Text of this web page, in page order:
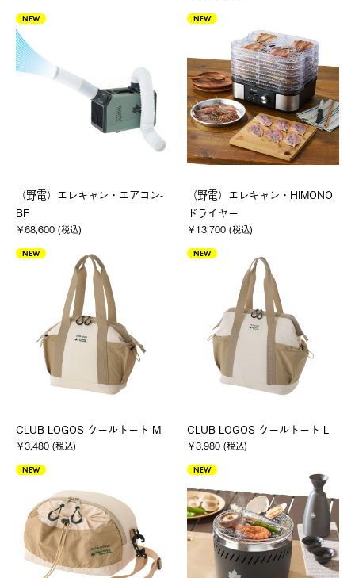
NEW
（野電）エレキャン・エアコン-
BF
￥68,600 (税込)
NEW
（野電）エレキャン・HIMONO
ドライヤー
￥13,700 (税込)
NEW
CLUB LOGOS クールトート M
￥3,480 (税込)
NEW
CLUB LOGOS クールトート L
￥3,980 (税込)
NEW NEW